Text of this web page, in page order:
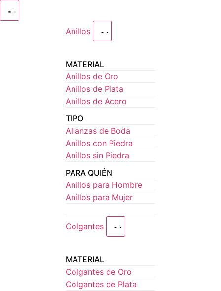
Anillos
MATERIAL
Anillos de Oro
Anillos de Plata
Anillos de Acero
TIPO
Alianzas de Boda
Anillos con Piedra
Anillos sin Piedra
PARA QUIÉN
Anillos para Hombre
Anillos para Mujer
Colgantes
MATERIAL
Colgantes de Oro
Colgantes de Plata